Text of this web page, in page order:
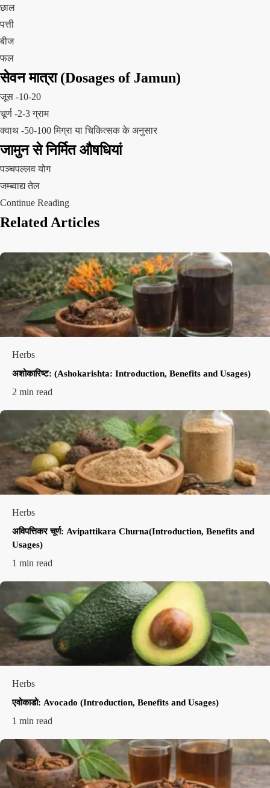
छाल
पत्ती
बीज
फल
सेवन मात्रा(Dosages of Jamun)
जूस -10-20
चूर्ण -2-3 ग्राम
क्वाथ -50-100 मिग्रा या चिकित्सक के अनुसार
जामुन से निर्मित औषधियां
पञ्चपल्लव योग
जम्ब्वाद्य तेल
Continue Reading
Related Articles
Herbs
अशोकारिष्ट: (Ashokarishta: Introduction, Benefits and Usages)
2 min read
Herbs
अविपत्तिकर चूर्ण: Avipattikara Churna(Introduction, Benefits and
Usages)
1 min read
Herbs
एवोकाडो: Avocado (Introduction, Benefits and Usages)
1 min read